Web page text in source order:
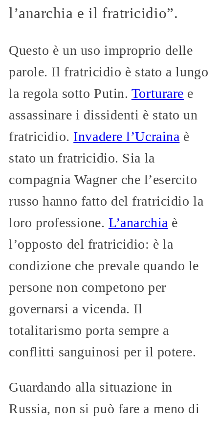
l’anarchia e il fratricidio”.
Questo è un uso improprio delle
parole. Il fratricidio è stato a lungo
la regola sotto Putin. Torturare e
assassinare i dissidenti è stato un
fratricidio. Invadere l’Ucraina è
stato un fratricidio. Sia la
compagnia Wagner che l’esercito
russo hanno fatto del fratricidio la
loro professione.L’anarchia è
l’opposto del fratricidio: è la
condizione che prevale quando le
persone non competono per
governarsi a vicenda. Il
totalitarismo porta sempre a
conflitti sanguinosi per il potere.
Guardando alla situazione in
Russia, non si può fare a meno di